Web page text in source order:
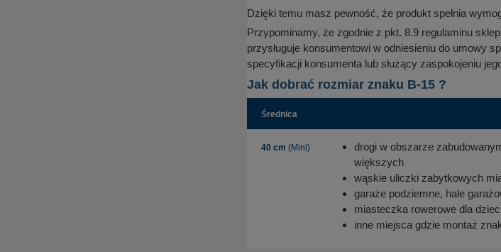
Dzięki temu masz pewność, że produkt spełnia
Przypominamy, że zgodnie z pkt. 8.9 regulaminu
przysługuje konsumentowi w odniesieniu do umowy
specyfikacji konsumenta lub służący zaspokojeniu
Jak dobrać rozmiar znaku B-15 ?
Średnica
40 cm (Mini)
drogi w obszarze
większych
wąskie uliczki zabytkowych
garaże podziemne, hale
miasteczka rowerowe dla
inne miejsca gdzie montaż